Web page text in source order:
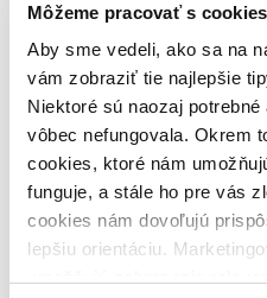
Môžeme pracovať s
Aby sme vedeli, ako sa na
vám zobraziť tie najlepšie
Niektoré sú naozaj
vôbec nefungovala. Okrem
cookies, ktoré nám
funguje, a stále ho pre vás
cookies nám dovoľujú
lepšiu orientáciu.
Konečne je tu dlhoočakávané
motivačných videoklipov pre
DVD film
9,40 €
Na sklade 1 ks
Tento film máme síce
posledné kusy. Ak ho
Dodanie ďalších môže
Pridať do zoznamu
Vložiť do košíka